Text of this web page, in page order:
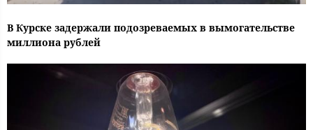
В Курске задержали подозреваемых в вымогательстве
миллиона рублей